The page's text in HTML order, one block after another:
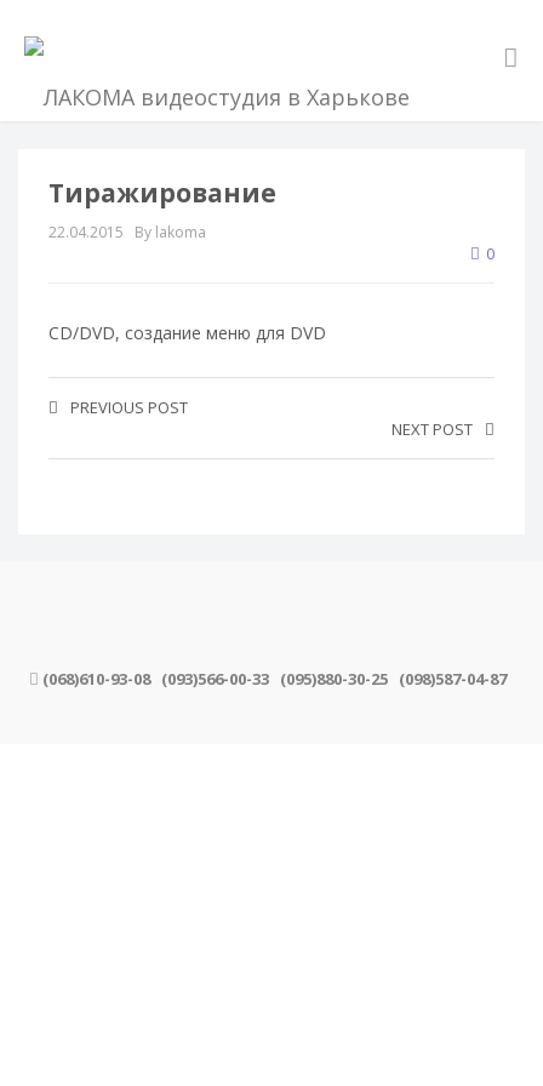
Тиражирование
22.04.2015 By lakoma
0
CD/DVD, создание меню для DVD
PREVIOUS POST
NEXT POST
(068)610-93-08 (093)566-00-33 (095)880-30-25 (098)587-04-87